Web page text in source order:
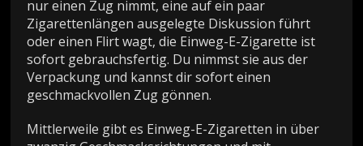
nur einen Zug nimmt, eine auf ein paar
Zigarettenlängen ausgelegte Diskussion führt
oder einen Flirt wagt, die Einweg-E-Zigarette ist
sofort gebrauchsfertig. Du nimmst sie aus der
Verpackung und kannst dir sofort einen
geschmackvollen Zug gönnen.
Mittlerweile gibt es Einweg-E-Zigaretten in über